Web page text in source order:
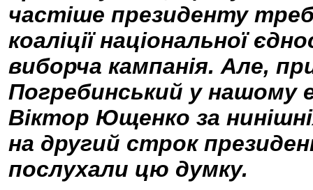
частіше президенту
коаліції національної
виборча кампанія. Але,
Погребинський у нашому
Віктор Ющенко за
на другий строк
послухали цю думку.